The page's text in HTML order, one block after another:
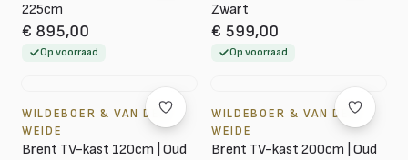
225cm
€ 895,00
Op voorraad
Zwart
€ 599,00
Op voorraad
WILDEBOER & VAN DER
WEIDE
Brent TV-kast 120cm | Oud
WILDEBOER & VAN DER
WEIDE
Brent TV-kast 200cm | Oud